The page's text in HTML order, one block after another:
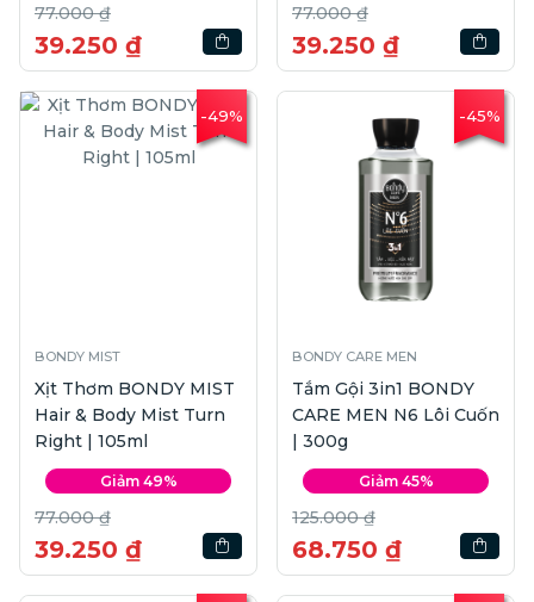
77.000 ₫
39.250 ₫
77.000 ₫
39.250 ₫
-49%
BONDY MIST
Xịt Thơm BONDY MIST
Hair & Body Mist Turn
Right | 105ml
Giảm 49%
77.000 ₫
39.250 ₫
-45%
BONDY CARE MEN
Tắm Gội 3in1 BONDY
CARE MEN N6 Lôi Cuốn
| 300g
Giảm 45%
125.000 ₫
68.750 ₫